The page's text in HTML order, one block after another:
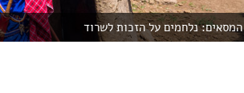
המסאים: נלחמים על הזכות לשרוד